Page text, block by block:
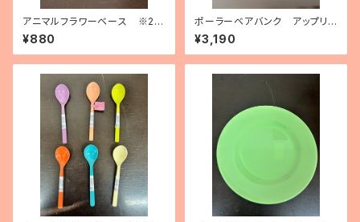
アニマルフラワーベース ※20
26年3月2種追加
¥880
ポーラーベアバンク アップリケ
付きトートバッグ
¥3,190